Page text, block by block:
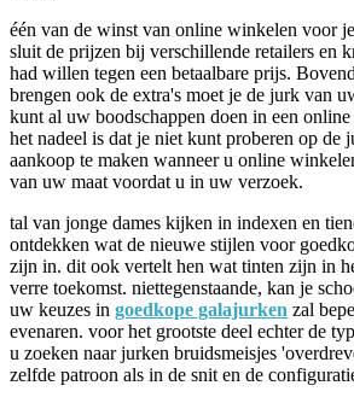
één van de winst van online winkelen voor
sluit de prijzen bij verschillende retailers en
had willen tegen een betaalbare prijs.
brengen ook de extra's moet je de jurk van
kunt al uw boodschappen doen in een
het nadeel is dat je niet kunt proberen op de
aankoop te maken wanneer u online
van uw maat voordat u in uw verzoek.
tal van jonge dames kijken in indexen en
ontdekken wat de nieuwe stijlen voor
zijn in. dit ook vertelt hen wat tinten zijn in
verre toekomst. niettegenstaande, kan je
uw keuzes in goedkope galajurken zal
evenaren. voor het grootste deel echter de
u zoeken naar jurken bruidsmeisjes
zelfde patroon als in de snit en de